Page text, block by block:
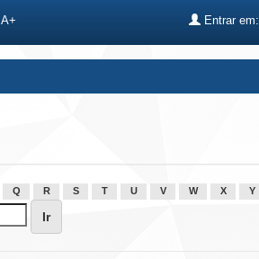
A+ Entrar em:
Q R S T U V W X Y